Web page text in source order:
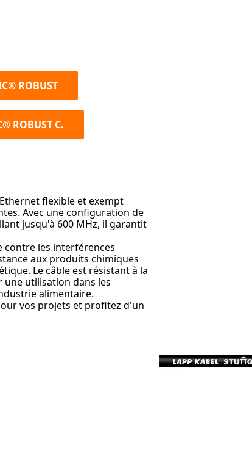
ROBUST
ROBUST C.
flexible et exempt
Avec une configuration de
jusqu'à 600 MHz, il garantit
contre les interférences
aux produits chimiques
Le câble est résistant à la
une utilisation dans les
alimentaire.
vos projets et profitez d'un